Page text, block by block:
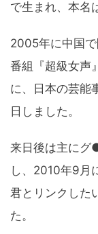
で生まれ、本名
2005年に中国
番組『超級女声
に、日本の芸能
日しました。
来日後は主にグ
し、2010年9月
君とリンクした
た。